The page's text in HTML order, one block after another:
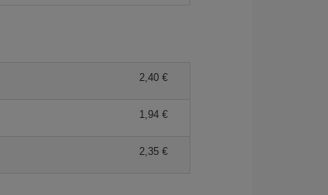
2,40 €
1,94 €
2,35 €